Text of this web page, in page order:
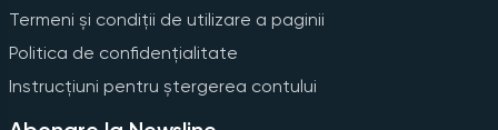
Termeni și condiții de utilizare a paginii
Politica de confidențialitate
Instrucțiuni pentru ștergerea contului